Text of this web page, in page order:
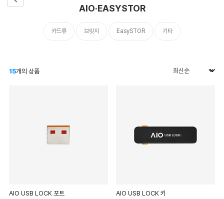
AIO·EASYSTOR
카드류 브릿지 EasySTOR 기타
15개의 상품
AIO USB LOCK 포트 AIO USB LOCK 키